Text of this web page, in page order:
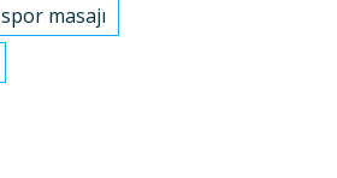
spor masajı